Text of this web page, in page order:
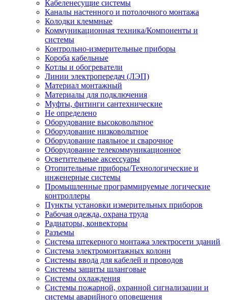
Кабеленесущие системы
Каналы настенного и потолочного монтажа
Колодки клеммные
Коммуникационная техника/Компоненты и
системы
Контрольно-измерительные приборы
Короба кабельные
Котлы и обогреватели
Линии электропередач (ЛЭП)
Материал монтажный
Материалы для подключения
Муфты, фитинги сантехнические
Не определено
Оборудование высоковольтное
Оборудование низковольтное
Оборудование паяльное и сварочное
Оборудование телекоммуникационное
Осветительные аксессуары
Отопительные приборы/Технологические и
инженерные системы
Промышленные программируемые логические
контроллеры
Пункты установки измерительных приборов
Рабочая одежда, охрана труда
Радиаторы, конвекторы
Разъемы
Система штекерного монтажа электросети зданий
Система электромонтажных колонн
Системы ввода для кабелей и проводов
Системы защиты шланговые
Системы охлаждения
Системы пожарной, охранной сигнализации и
системы аварийного оповещения